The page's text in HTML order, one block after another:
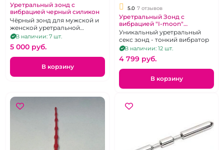
Уретральный зонд с
вибрацией черный силикон
Чёрный зонд для мужской и
женской уретральной
мастурбации. 7 режимов
В наличии: 7 шт.
5 000 pуб.
В корзину
5.0 7 отзывов
Уретральный Зонд с
вибрацией "I-moon"
силиконовый
Уникальный уретральный
секс зонд - тонкий вибратор
В наличии: 12 шт.
4 799 pуб.
В корзину